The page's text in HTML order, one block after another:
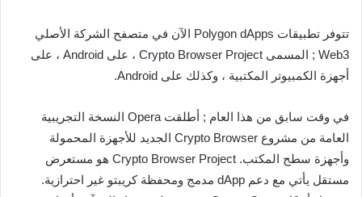
تتوفر تطبيقات Polygon dApps الآن في متصفح الشركة الأصلي
Web3 ; المسمى Crypto Browser Project ، على Android ، على
أجهزة الكمبيوتر المكتبية ، وكذلك على Android.
في وقت سابق من هذا العام ; أطلقت Opera النسخة التجريبية
العامة من مشروع Crypto Browser الجديد للأجهزة المحمولة
وأجهزة سطح المكتب. Crypto Browser Project هو مستعرض
مستقل يأتي مع دعم dApp مدمج ومحفظة كريبتو غير احترازية.